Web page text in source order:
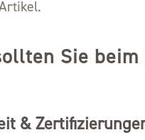
Sie
&